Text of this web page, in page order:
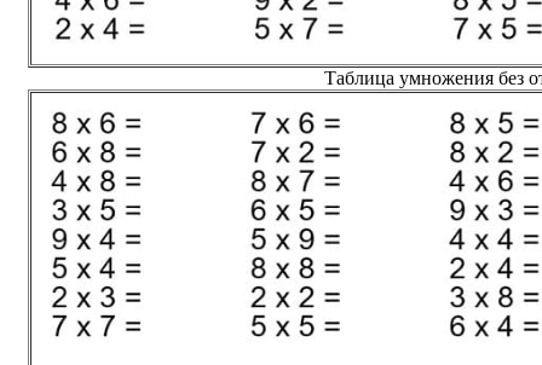
Таблица умножения без